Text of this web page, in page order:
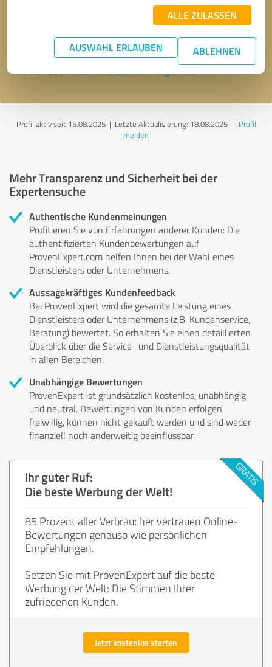
ALLE ZULASSEN
AUSWAHL ERLAUBEN ABLEHNEN
* Erforderliche Angaben
Nachricht senden
Ich stimme denDatenschutzbestimmungenzu.
Profil aktiv seit 15.08.2025 | Letzte Aktualisierung: 18.08.2025| Profil
melden
Mehr Transparenz und Sicherheit bei der
Expertensuche
Authentische Kundenmeinungen
Profitieren Sie von Erfahrungen anderer Kunden: Die
authentifizierten Kundenbewertungen auf
ProvenExpert.com helfen Ihnen bei der Wahl eines
Dienstleisters oder Unternehmens.
Aussagekräftiges Kundenfeedback
Bei ProvenExpert wird die gesamte Leistung eines
Dienstleisters oder Unternehmens (z.B. Kundenservice,
Beratung) bewertet. So erhalten Sie einen detaillierten
Überblick über die Service- und Dienstleistungsqualität
in allen Bereichen.
Unabhängige Bewertungen
ProvenExpert ist grundsätzlich kostenlos, unabhängig
und neutral. Bewertungen von Kunden erfolgen
freiwillig, können nicht gekauft werden und sind weder
finanziell noch anderweitig beeinflussbar.
Ihr guter Ruf:
Die beste Werbung der Welt!
85 Prozent aller Verbraucher vertrauen Online-
Bewertungen genauso wie persönlichen
Empfehlungen.
Setzen Sie mit ProvenExpert auf die beste
Werbung der Welt: Die Stimmen Ihrer
zufriedenen Kunden.
Jetzt kostenlos starten